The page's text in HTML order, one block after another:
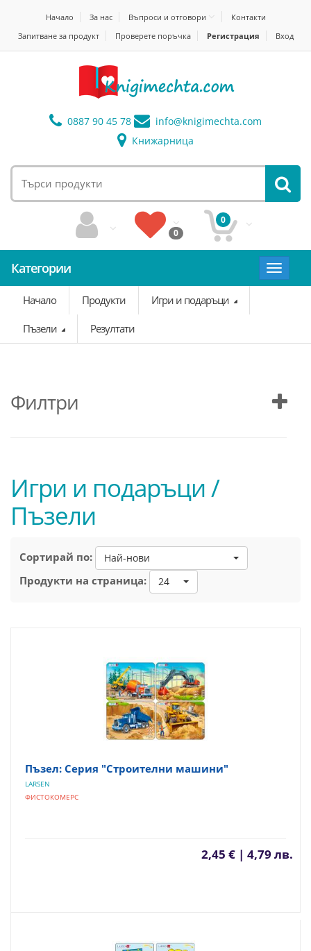
Начало За нас Въпроси и отговори
Контакти
Запитване за продукт
Проверете поръчка Регистрация Вход
0887 90 45 78 info@knigimechta.com
Книжарница
0
0
Категории
Toggle
Начало
Продукти Игри и подаръци
Пъзели Резултати
Филтри
Игри и подаръци /
Пъзели
Сортирай по: Най-нови
Продукти на страница: 24
Пъзел: Серия "Строителни машини"
LARSEN
ФИСТОКОМЕРС
2,45 € | 4,79 лв.